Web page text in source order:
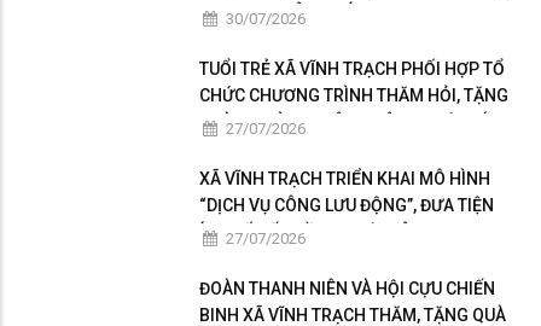
VỤ TRỌNG TÂM THÁNG 8
30/07/2026
TUỔI TRẺ XÃ VĨNH TRẠCH PHỐI HỢP TỔ
CHỨC CHƯƠNG TRÌNH THĂM HỎI, TẶNG
QUÀ GIA ĐÌNH THÂN NHÂN NGƯỜI CÓ
27/07/2026
XÃ VĨNH TRẠCH TRIỂN KHAI MÔ HÌNH
“DỊCH VỤ CÔNG LƯU ĐỘNG”, ĐƯA TIỆN
ÍCH SỐ ĐẾN GẦN NGƯỜI DÂN
27/07/2026
ĐOÀN THANH NIÊN VÀ HỘI CỰU CHIẾN
BINH XÃ VĨNH TRẠCH THĂM, TẶNG QUÀ